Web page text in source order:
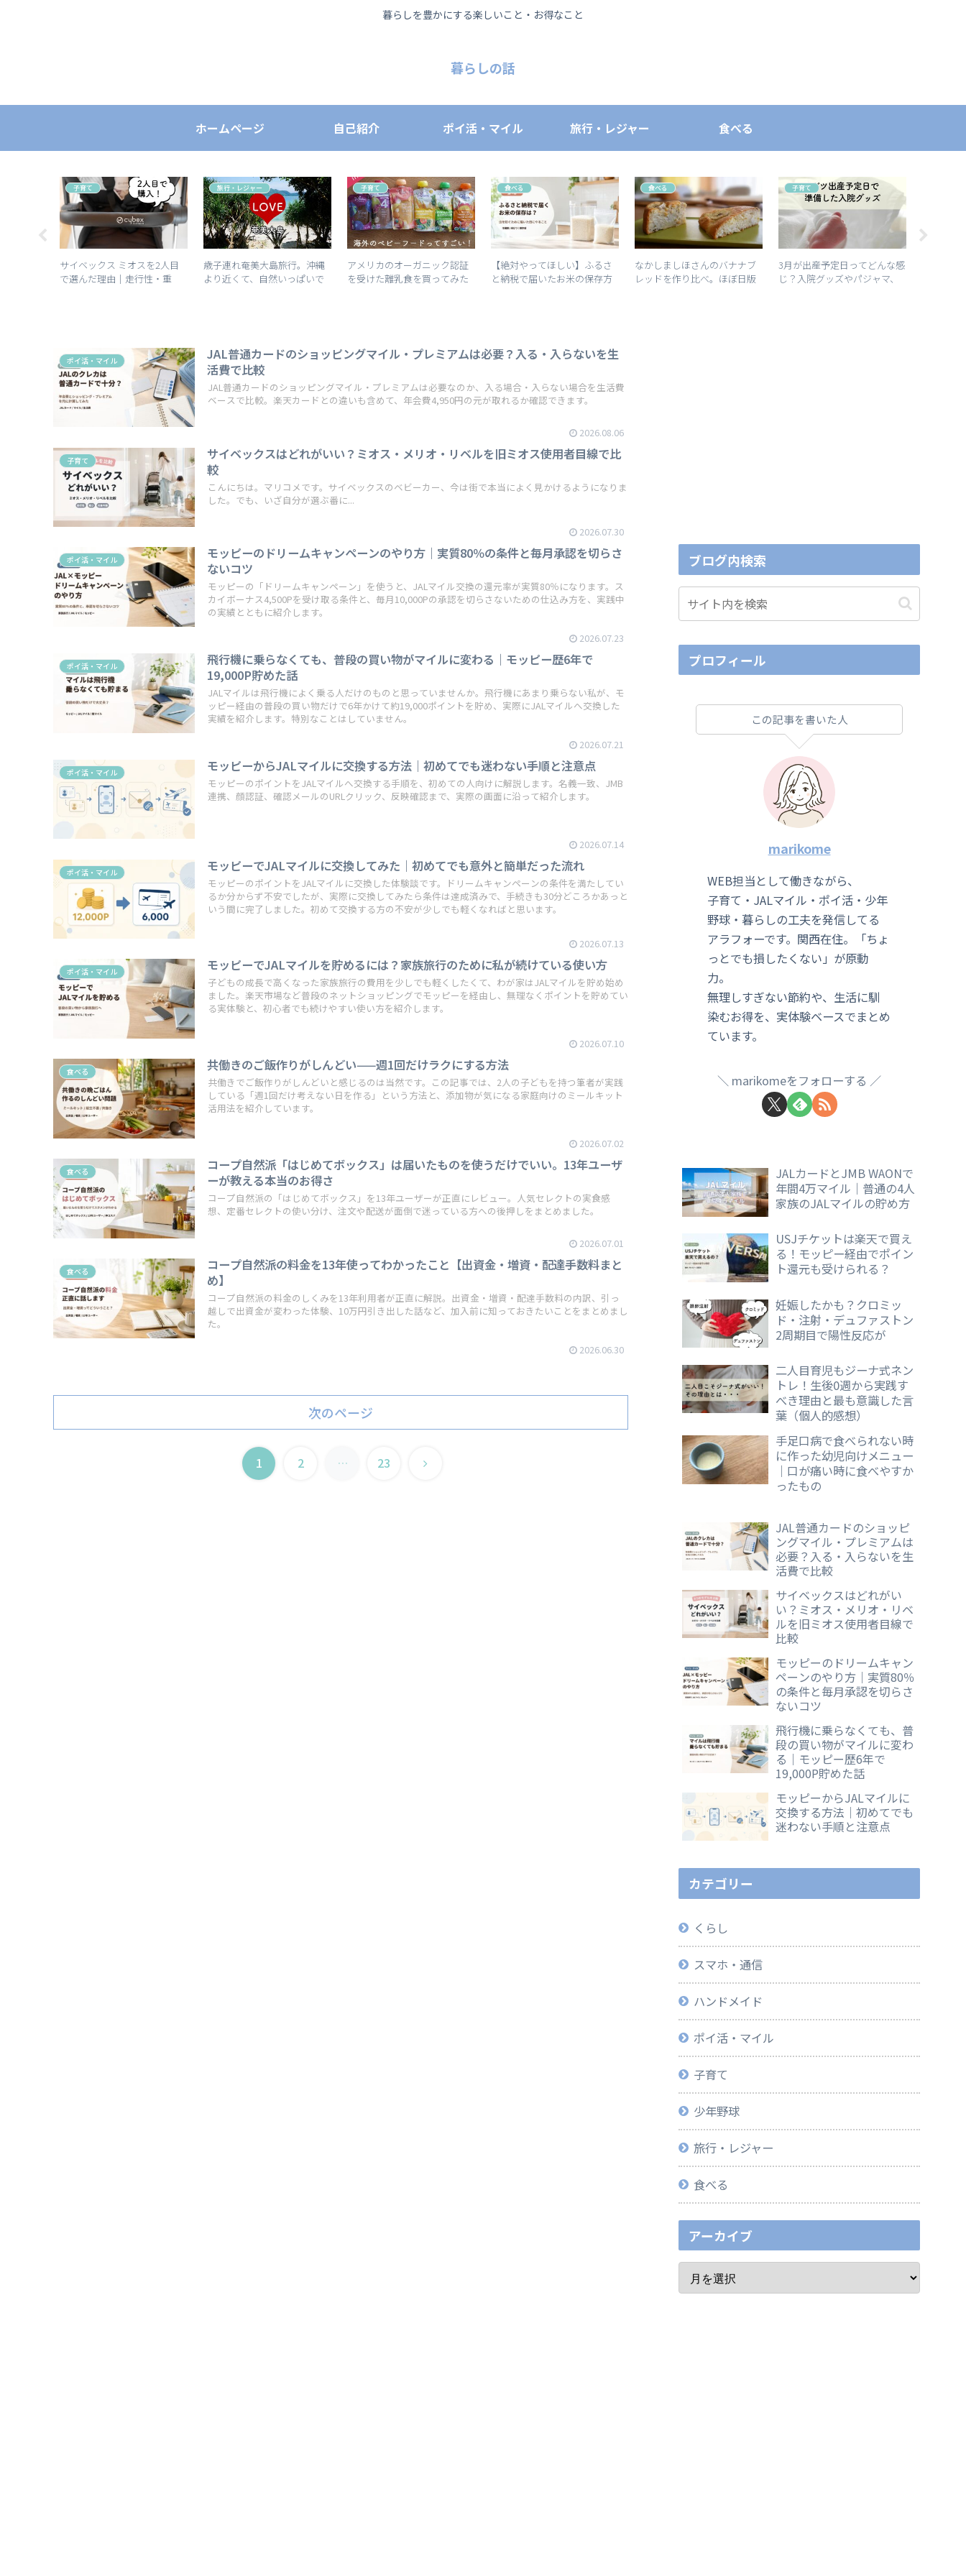
暮らしを豊かにする楽しいこと・お得なこと
暮らしの話
ホームページ 自己紹介 ポイ活・マイル 旅行・レジャー 食べる
子育て
サイベックス ミオスを2人目
で選んだ理由｜走行性・重
旅行・レジャー
歳子連れ奄美大島旅行。沖縄
より近くて、自然いっぱいで
子育て
アメリカのオーガニック認証
を受けた離乳食を買ってみた
食べる
【絶対やってほしい】ふるさ
と納税で届いたお米の保存方
食べる
なかしましほさんのバナナブ
レッドを作り比べ。ほぼ日版
子育て
3月が出産予定日ってどんな感
じ？入院グッズやパジャマ、
ポイ活・マイル
JAL普通カードのショッピングマイル・プレミアムは必要？入る・入らないを生
活費で比較
JAL普通カードのショッピングマイル・プレミアムは必要なのか、入る場合・入らない場合を生活費
ベースで比較。楽天カードとの違いも含めて、年会費4,950円の元が取れるか確認できます。
2026.08.06
子育て
サイベックスはどれがいい？ミオス・メリオ・リベルを旧ミオス使用者目線で比
較
こんにちは。マリコメです。サイベックスのベビーカー、今は街で本当によく見かけるようになりま
した。でも、いざ自分が選ぶ番に...
2026.07.30
ポイ活・マイル
モッピーのドリームキャンペーンのやり方｜実質80％の条件と毎月承認を切らさ
ないコツ
モッピーの「ドリームキャンペーン」を使うと、JALマイル交換の還元率が実質80％になります。ス
カイボーナス4,500Pを受け取る条件と、毎月10,000Pの承認を切らさないための仕込み方を、実践中
の実績とともに紹介します。
2026.07.23
ポイ活・マイル
飛行機に乗らなくても、普段の買い物がマイルに変わる｜モッピー歴6年で
19,000P貯めた話
JALマイルは飛行機によく乗る人だけのものと思っていませんか。飛行機にあまり乗らない私が、モ
ッピー経由の普段の買い物だけで6年かけて約19,000ポイントを貯め、実際にJALマイルへ交換した
実績を紹介します。特別なことはしていません。
2026.07.21
ポイ活・マイル モッピーからJALマイルに交換する方法｜初めてでも迷わない手順と注意点
モッピーのポイントをJALマイルへ交換する手順を、初めての人向けに解説します。名義一致、JMB
連携、顔認証、確認メールのURLクリック、反映確認まで、実際の画面に沿って紹介します。
2026.07.14
ポイ活・マイル モッピーでJALマイルに交換してみた｜初めてでも意外と簡単だった流れ
モッピーのポイントをJALマイルに交換した体験談です。ドリームキャンペーンの条件を満たしてい
るか分からず不安でしたが、実際に交換してみたら条件は達成済みで、手続きも30分どころかあっと
いう間に完了しました。初めて交換する方の不安が少しでも軽くなればと思います。
2026.07.13
ポイ活・マイル モッピーでJALマイルを貯めるには？家族旅行のために私が続けている使い方
子どもの成長で高くなった家族旅行の費用を少しでも軽くしたくて、わが家はJALマイルを貯め始め
ました。楽天市場など普段のネットショッピングでモッピーを経由し、無理なくポイントを貯めてい
る実体験と、初心者でも続けやすい使い方を紹介します。
2026.07.10
食べる 共働きのご飯作りがしんどい——週1回だけラクにする方法
共働きでご飯作りがしんどいと感じるのは当然です。この記事では、2人の子どもを持つ筆者が実践
している「週1回だけ考えない日を作る」という方法と、添加物が気になる家庭向けのミールキット
活用法を紹介しています。
2026.07.02
食べる
コープ自然派「はじめてボックス」は届いたものを使うだけでいい。13年ユーザ
ーが教える本当のお得さ
コープ自然派の「はじめてボックス」を13年ユーザーが正直にレビュー。人気セレクトの実食感
想、定番セレクトの使い分け、注文や配送が面倒で迷っている方への後押しをまとめました。
2026.07.01
食べる
コープ自然派の料金を13年使ってわかったこと【出資金・増資・配達手数料まと
め】
コープ自然派の料金のしくみを13年利用者が正直に解説。出資金・増資・配達手数料の内訳、引っ
越しで出資金が変わった体験、10万円引き出した話など、加入前に知っておきたいことをまとめまし
た。
2026.06.30
次のページ
1 2 … 23
次
ブログ内検索
プロフィール
この記事を書いた人
marikome
WEB担当として働きながら、
子育て・JALマイル・ポイ活・少年
野球・暮らしの工夫を発信してる
アラフォーです。関西在住。「ちょ
っとでも損したくない」が原動
力。
無理しすぎない節約や、生活に馴
染むお得を、実体験ベースでまとめ
ています。
marikomeをフォローする
JALカードとJMB WAONで
年間4万マイル｜普通の4人
家族のJALマイルの貯め方
USJチケットは楽天で買え
る！モッピー経由でポイン
ト還元も受けられる？
妊娠したかも？クロミッ
ド・注射・デュファストン
2周期目で陽性反応が
二人目育児もジーナ式ネン
トレ！生後0週から実践す
べき理由と最も意識した言
葉（個人的感想）
手足口病で食べられない時
に作った幼児向けメニュー
｜口が痛い時に食べやすか
ったもの
JAL普通カードのショッピ
ングマイル・プレミアムは
必要？入る・入らないを生
活費で比較
サイベックスはどれがい
い？ミオス・メリオ・リベ
ルを旧ミオス使用者目線で
比較
モッピーのドリームキャン
ペーンのやり方｜実質80％
の条件と毎月承認を切らさ
ないコツ
飛行機に乗らなくても、普
段の買い物がマイルに変わ
る｜モッピー歴6年で
19,000P貯めた話
モッピーからJALマイルに
交換する方法｜初めてでも
迷わない手順と注意点
カテゴリー
くらし
スマホ・通信
ハンドメイド
ポイ活・マイル
子育て
少年野球
旅行・レジャー
食べる
アーカイブ